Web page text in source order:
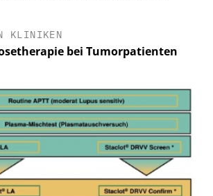
KLINIKEN
bei Tumorpatienten